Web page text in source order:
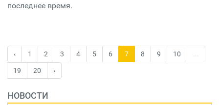
последнее время.
‹ 1 2 3 4 5 6 7 8 9 10
19 20 ›
НОВОСТИ